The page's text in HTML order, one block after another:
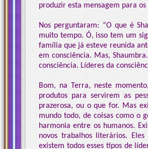
produzir esta mensagem para
Nos perguntaram: “O que é
muito tempo. Ó, isso tem um
família que já esteve reunida
em consciência. Mas,
consciência. Líderes da
Bom, na Terra, neste
produtos para servirem as
prazerosa, ou o que for. Mas
mundo todo, de coisas como o
harmonia entre os humanos.
novos trabalhos literários.
existem todos esses tipos de